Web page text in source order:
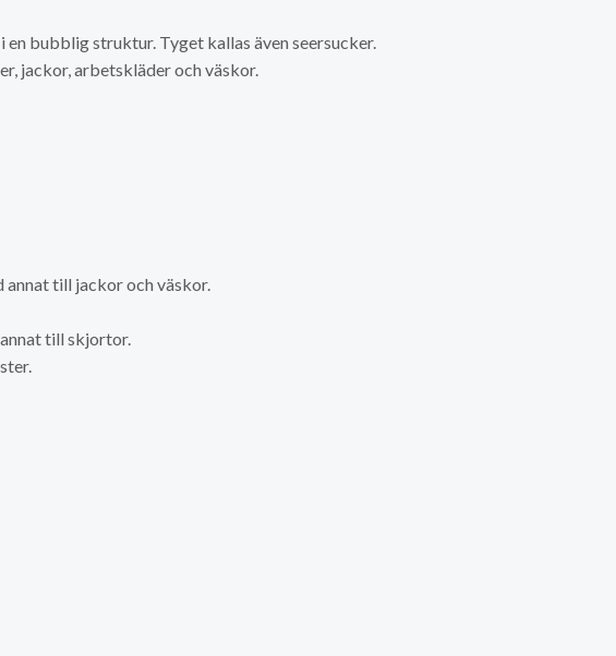
bubblig struktur. Tyget kallas även seersucker.
jackor, arbetskläder och väskor.
till jackor och väskor.
till skjortor.